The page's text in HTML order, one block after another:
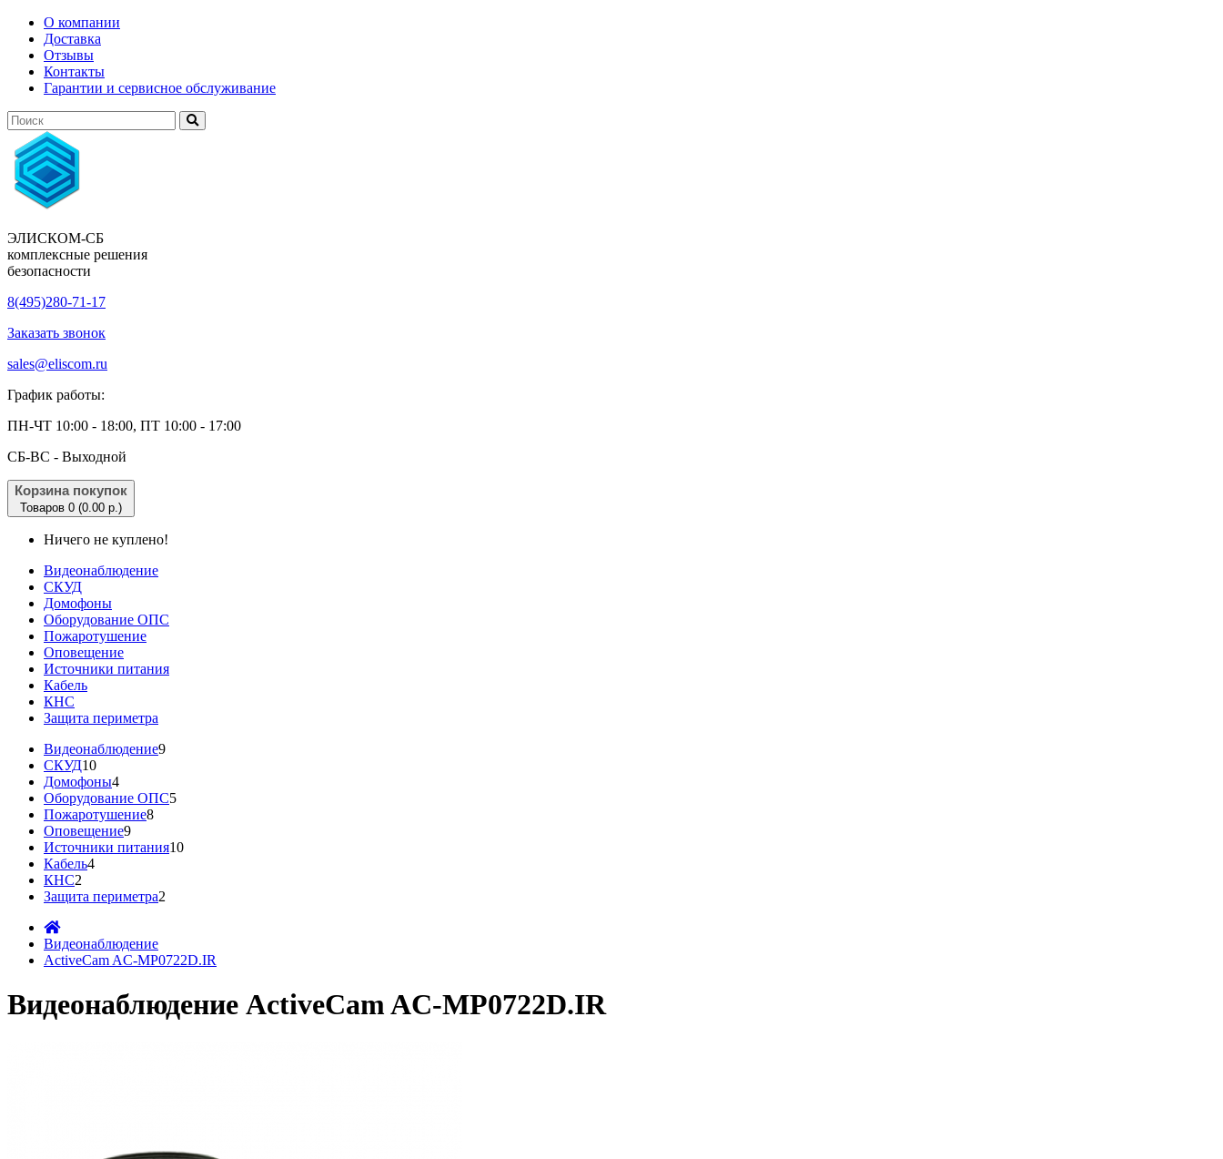
О компании
Доставка
Отзывы
Контакты
Гарантии и сервисное обслуживание
ЭЛИСКОМ-СБ
комплексные решения
безопасности
8(495)280-71-17
Заказать звонок
sales@eliscom.ru
График работы:
ПН-ЧТ 10:00 - 18:00, ПТ 10:00 - 17:00
CБ-ВС - Выходной
Корзина покупок
Товаров 0 (0.00 р.)
Ничего не куплено!
Видеонаблюдение
СКУД
Домофоны
Оборудование ОПС
Пожаротушение
Оповещение
Источники питания
Кабель
КНС
Защита периметра
Видеонаблюдение9
СКУД10
Домофоны4
Оборудование ОПС5
Пожаротушение8
Оповещение9
Источники питания10
Кабель4
КНС2
Защита периметра2
Видеонаблюдение
ActiveCam AC-MP0722D.IR
Видеонаблюдение ActiveCam AC-MP0722D.IR